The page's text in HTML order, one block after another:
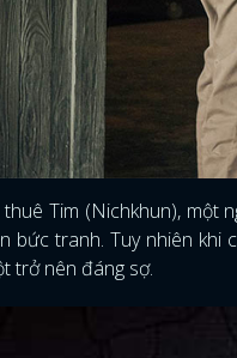
thuê Tim (Nichkhun), một
bức tranh. Tuy nhiên khi
trở nên đáng sợ.